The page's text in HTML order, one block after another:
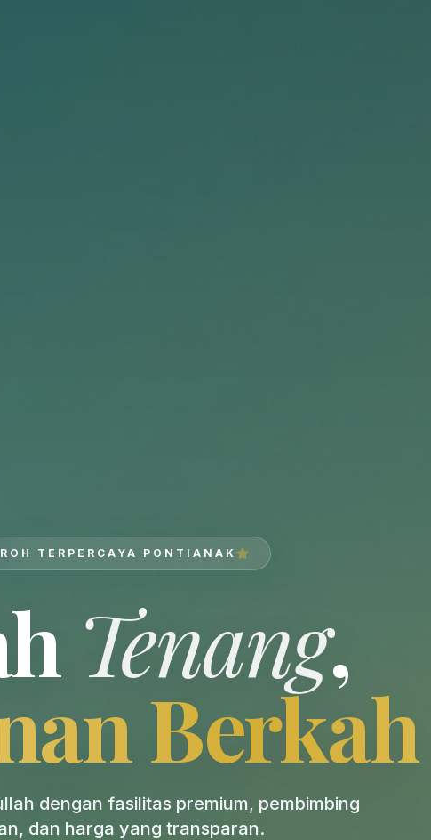
TERPERCAYA PONTIANAK
Tenang,
Berkah
dengan fasilitas premium, pembimbing
dan harga yang transparan.